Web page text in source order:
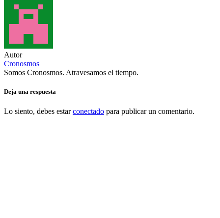
Autor
Cronosmos
Somos Cronosmos. Atravesamos el tiempo.
Deja una respuesta
Lo siento, debes estarconectado para publicar un comentario.